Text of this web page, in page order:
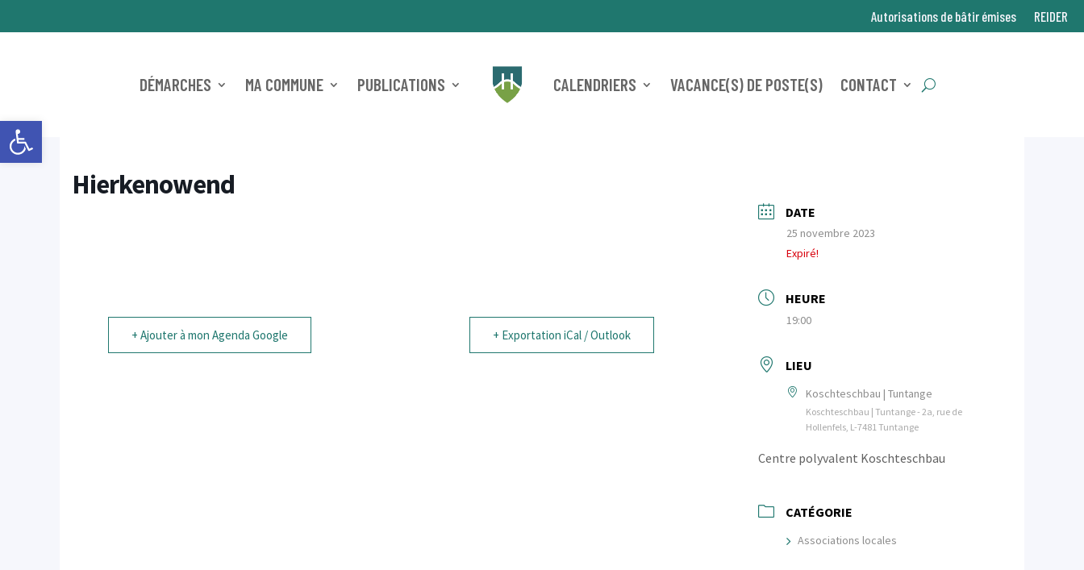
Ouvrir la barre d’outils
Autorisations de bâtir émises REIDER
DÉMARCHES MA COMMUNE PUBLICATIONS CALENDRIERS VACANCE(S) DE POSTE(S) CONTACT
Hierkenowend
+ Ajouter à mon Agenda Google + Exportation iCal / Outlook
DATE
25 novembre 2023
Expiré!
HEURE
19:00
LIEU
Koschteschbau | Tuntange
Koschteschbau | Tuntange - 2a, rue de
Hollenfels, L-7481 Tuntange
Centre polyvalent Koschteschbau
CATÉGORIE
Associations locales